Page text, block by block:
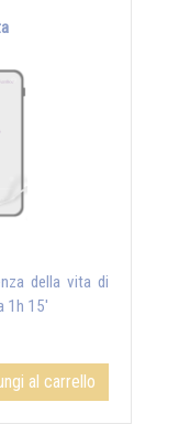
della vita di
1h 15'
al carrello